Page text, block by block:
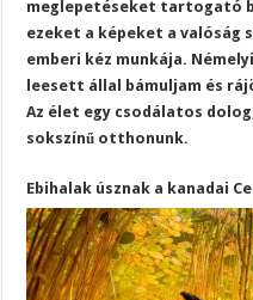
meglepetéseket tartogató
ezeket a képeket a valóság
emberi kéz munkája.
leesett állal bámuljam és
Az élet egy csodálatos
sokszínű otthonunk.
Ebihalak úsznak a kanadai